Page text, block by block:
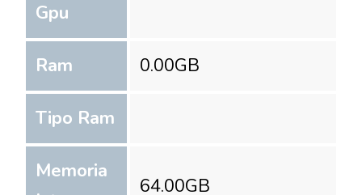
Gpu
Ram 0.00GB
Tipo Ram
Memoria
64.00GB